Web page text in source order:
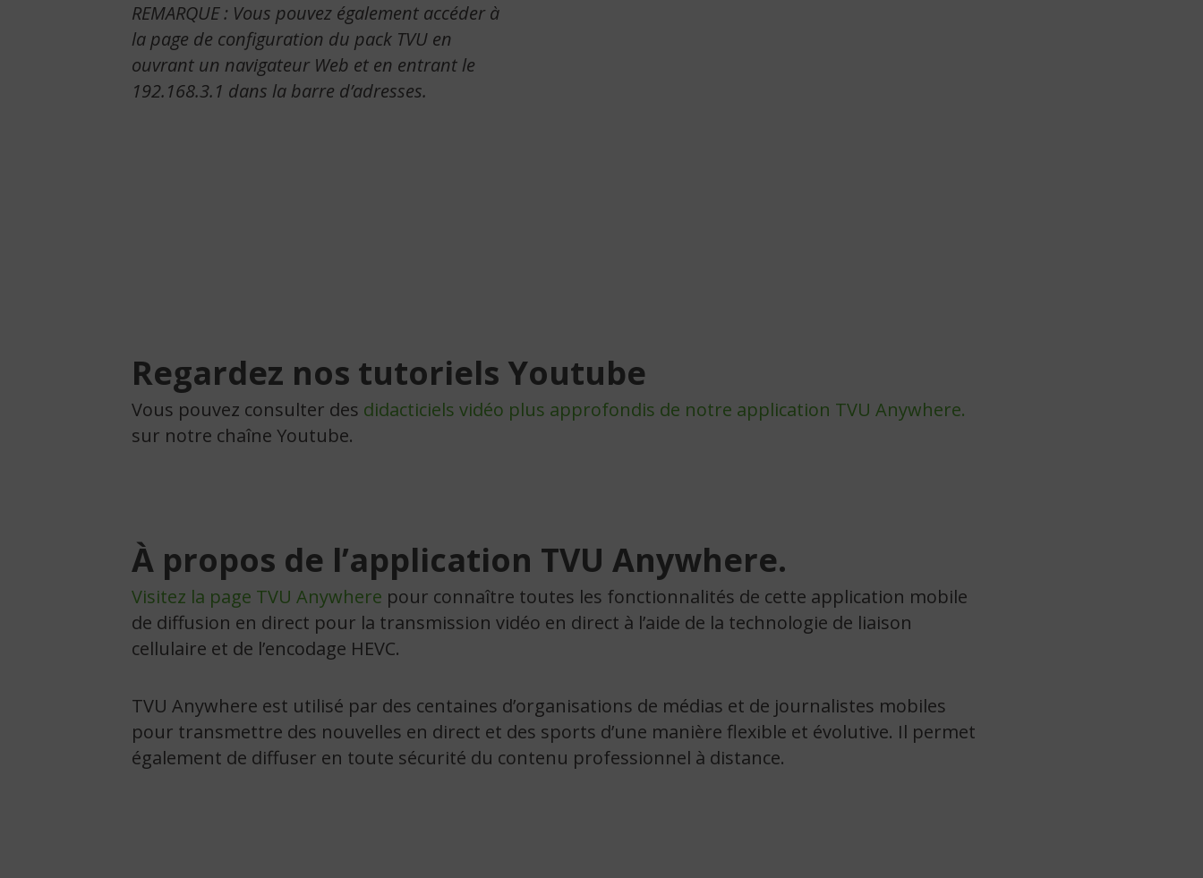
REMARQUE : Vous pouvez également accéder à
la page de configuration du pack TVU en
ouvrant un navigateur Web et en entrant le
192.168.3.1 dans la barre d’adresses.
Regardez nos tutoriels Youtube
Vous pouvez consulter des didacticiels vidéo plus approfondis de notre application TVU Anywhere.
sur notre chaîne Youtube.
À propos de l’application TVU Anywhere.
Visitez la page TVU Anywhere pour connaître toutes les fonctionnalités de cette application mobile
de diffusion en direct pour la transmission vidéo en direct à l’aide de la technologie de liaison
cellulaire et de l’encodage HEVC.
TVU Anywhere est utilisé par des centaines d’organisations de médias et de journalistes mobiles
pour transmettre des nouvelles en direct et des sports d’une manière flexible et évolutive. Il permet
également de diffuser en toute sécurité du contenu professionnel à distance.